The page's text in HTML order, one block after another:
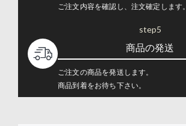
ご注文内容を確認し、注文確定します。
step5
商品の発送
ご注文の商品を発送します。
商品到着をお待ち下さい。